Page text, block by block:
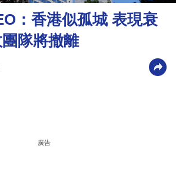
：香港似孤城 表現衰
隊將撤離
廣告